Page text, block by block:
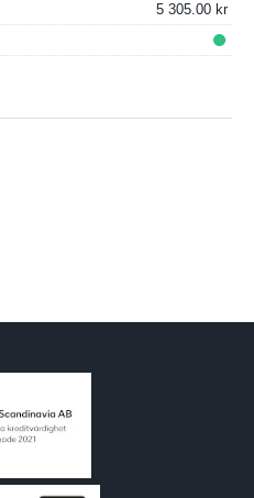
5 305.00